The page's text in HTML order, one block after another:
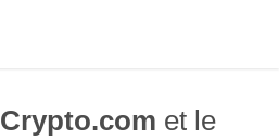
Crypto.com et le